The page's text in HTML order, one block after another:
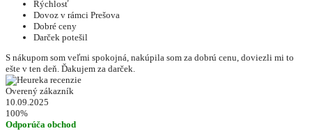
Rýchlosť
Dovoz v rámci Prešova
Dobré ceny
Darček potešil
S nákupom som veľmi spokojná, nakúpila som za dobrú cenu, doviezli mi to
ešte v ten deň. Ďakujem za darček.
Overený zákazník
10.09.2025
100%
Odporúča obchod